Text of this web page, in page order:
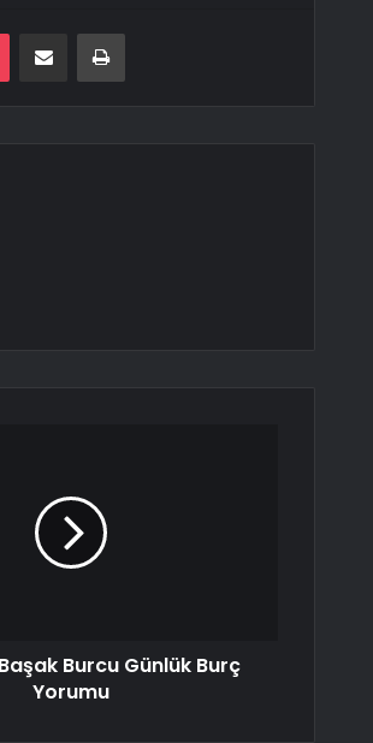
Pocket E-Posta ile paylaş Yazdır
Burcu Günlük Burç
Yorumu